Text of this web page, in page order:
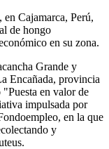
en Cajamarca, Perú,
de hongo
en su zona.
Grande y
Encañada, provincia
"Puesta en valor de
impulsada por
en la que
y